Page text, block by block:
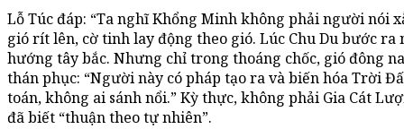
Lỗ Túc đáp: “Ta nghĩ Khổng Minh không phải người nói
gió rít lên, cờ tinh lay động theo gió. Lúc Chu Du bước
hướng tây bắc. Nhưng chỉ trong thoáng chốc, gió đông
thán phục: “Người này có pháp tạo ra và biến hóa Trời
toán, không ai sánh nổi.” Kỳ thực, không phải Gia Cát
đã biết “thuận theo tự nhiên”.